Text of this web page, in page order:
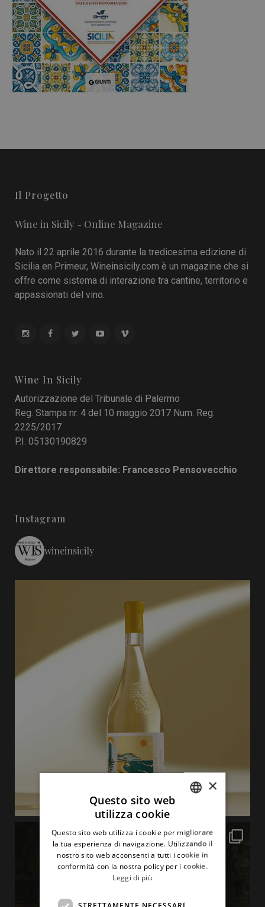
Il Progetto
Wine in Sicily - Online Magazine
Nato il 22 aprile 2016 durante la tredicesima edizione di
Sicilia en Primeur, Wineinsicily.com è un magazine che si
offre come sistema di interazione tra cantine, territorio e
appassionati del vino.
Wine In Sicily
Autorizzazione del Tribunale di Palermo
Reg. Stampa nr. 4 del 10 maggio 2017 Num. Reg.
2225/2017
P.I. 05130190829
Direttore responsabile: Francesco Pensovecchio
Instagram
wineinsicily
ENGLISH
×
Questo sito web
utilizza cookie
Questo sito web utilizza i cookie per migliorare
la tua esperienza di navigazione. Utilizzando il
nostro sito web acconsenti a tutti i cookie in
conformità con la nostra policy per i cookie.
Leggi di più